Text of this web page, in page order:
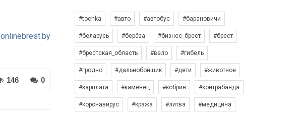
onlinebrest.by
0
146
#tochka #авто #автобус #барановичи
#беларусь #берёза #бизнес_брест #брест
#брестская_область #вело #гибель
#гродно #дальнобойщик #дети #животное
#зарплата #каменец #кобрин #контрабанда
#коронавирус #кража #литва #медицина